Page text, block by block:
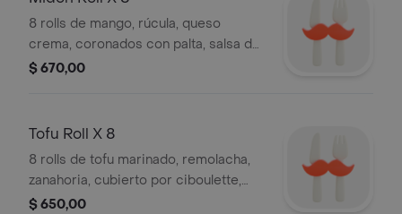
8 rolls de mango, rúcula, queso
crema, coronados con palta, salsa de
soja, wasabi, jengibre, palitos.
$ 670,00
Tofu Roll X 8
8 rolls de tofu marinado, remolacha,
zanahoria, cubierto por ciboulette,
salsa de soja, wasabi, jengibre,
$ 650,00